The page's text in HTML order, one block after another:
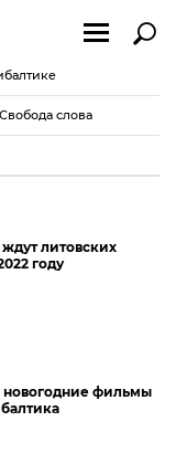
Свобода слова
литовских
году
новогодние фильмы